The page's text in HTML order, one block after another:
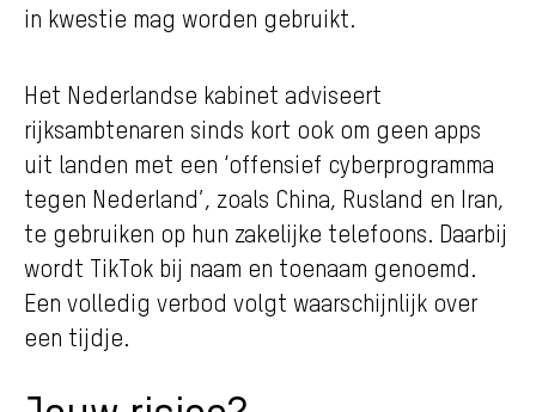
in kwestie mag worden gebruikt.
Het Nederlandse kabinet adviseert
rijksambtenaren sinds kort ook om geen apps
uit landen met een ‘offensief cyberprogramma
tegen Nederland’, zoals China, Rusland en Iran,
te gebruiken op hun zakelijke telefoons. Daarbij
wordt TikTok bij naam en toenaam genoemd.
Een volledig verbod volgt waarschijnlijk over
een tijdje.